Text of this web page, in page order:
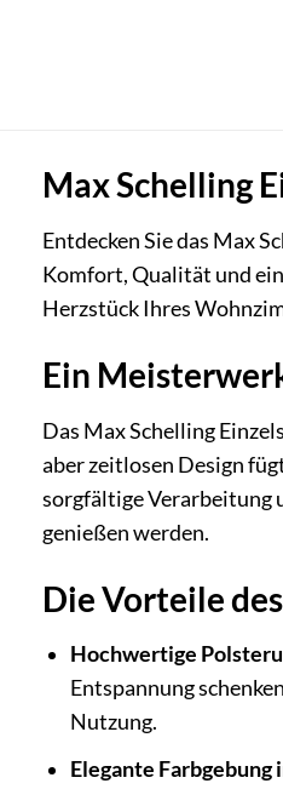
Max Schelling
Entdecken Sie das Max
Komfort, Qualität und
Herzstück Ihres
Ein
Das Max Schelling
aber zeitlosen Design
sorgfältige Verarbeitung
genießen werden.
Die Vorteile
Hochwertige
Entspannung
Nutzung.
Elegante Farbgebung